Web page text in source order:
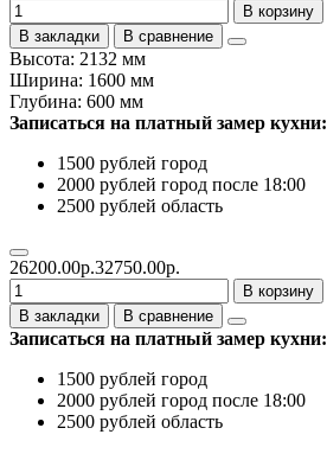
В корзину
В закладки
В сравнение
Высота: 2132 мм
Ширина: 1600 мм
Глубина: 600 мм
Записаться на платный замер кухни:
1500 рублей город
2000 рублей город после 18:00
2500 рублей область
26200.00р.32750.00р.
В корзину
В закладки
В сравнение
Записаться на платный замер кухни:
1500 рублей город
2000 рублей город после 18:00
2500 рублей область